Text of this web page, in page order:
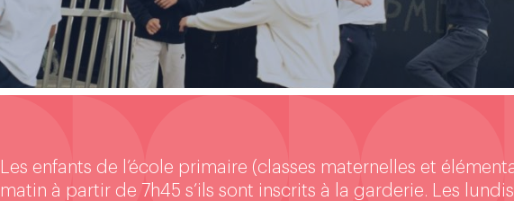
Les enfants de l’école primaire (classes maternelles et
matin à partir de 7h45 s’ils sont inscrits à la garderie. Les